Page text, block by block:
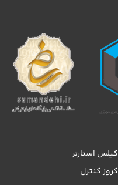
کیلس استارتر
کروز کنترل